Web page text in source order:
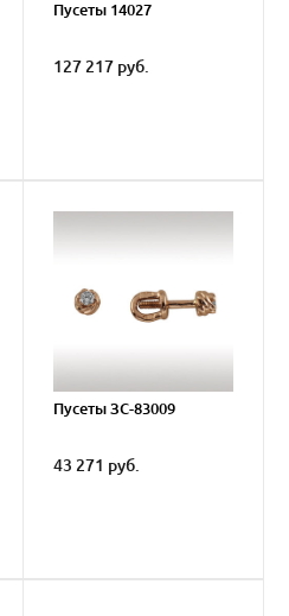
Пусеты 14027
127 217 руб.
Пусеты ЗС-83009
43 271 руб.